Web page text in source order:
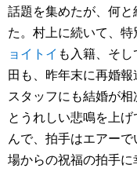
話題を集めたが、何
た。村上に続いて、
ョイトイ も入籍、そ
田も、昨年末に再婚
スタッフにも結婚が
とうれしい悲鳴を上
んで、拍手はエアー
場からの祝福の拍手に